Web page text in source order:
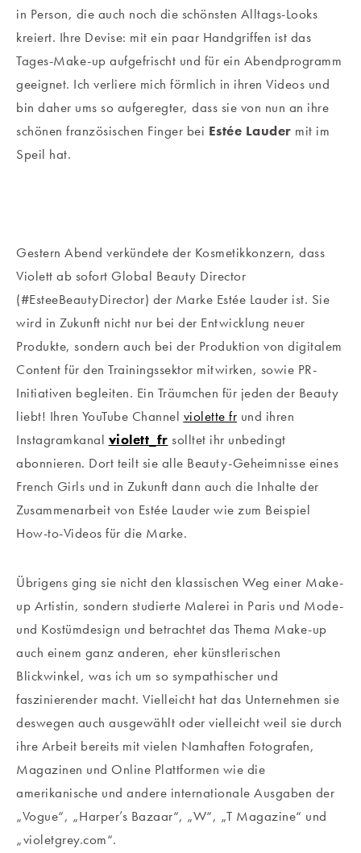
in Person, die auch noch die schönsten Alltags-Looks
kreiert. Ihre Devise: mit ein paar Handgriffen ist das
Tages-Make-up aufgefrischt und für ein Abendprogramm
geeignet. Ich verliere mich förmlich in ihren Videos und
bin daher ums so aufgeregter, dass sie von nun an ihre
schönen französischen Finger bei Estée Lauder mit im
Speil hat.
Gestern Abend verkündete der Kosmetikkonzern, dass
Violett ab sofort Global Beauty Director
(#EsteeBeautyDirector) der Marke Estée Lauder ist. Sie
wird in Zukunft nicht nur bei der Entwicklung neuer
Produkte, sondern auch bei der Produktion von digitalem
Content für den Trainingssektor mitwirken, sowie PR-
Initiativen begleiten. Ein Träumchen für jeden der Beauty
liebt! Ihren YouTube Channel violette fr und ihren
Instagramkanal violett_fr solltet ihr unbedingt
abonnieren. Dort teilt sie alle Beauty-Geheimnisse eines
French Girls und in Zukunft dann auch die Inhalte der
Zusammenarbeit von Estée Lauder wie zum Beispiel
How-to-Videos für die Marke.
Übrigens ging sie nicht den klassischen Weg einer Make-
up Artistin, sondern studierte Malerei in Paris und Mode-
und Kostümdesign und betrachtet das Thema Make-up
auch einem ganz anderen, eher künstlerischen
Blickwinkel, was ich um so sympathischer und
faszinierender macht. Vielleicht hat das Unternehmen sie
deswegen auch ausgewählt oder vielleicht weil sie durch
ihre Arbeit bereits mit vielen Namhaften Fotografen,
Magazinen und Online Plattformen wie die
amerikanische und andere internationale Ausgaben der
„Vogue“, „Harper’s Bazaar“, „W“, „T Magazine“ und
„violetgrey.com“.